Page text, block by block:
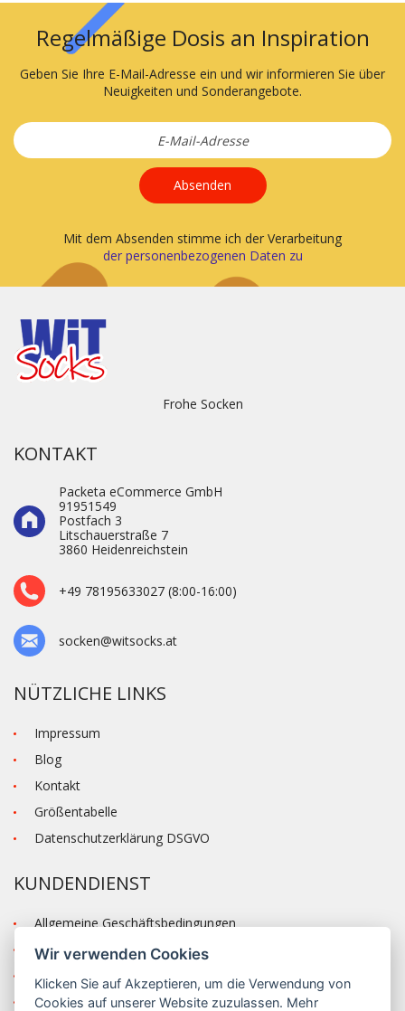
Regelmäßige Dosis an Inspiration
Geben Sie Ihre E-Mail-Adresse ein und wir informieren Sie über
Neuigkeiten und Sonderangebote.
Absenden
Mit dem Absenden stimme ich der Verarbeitung
der personenbezogenen Daten zu
Frohe Socken
KONTAKT
Packeta eCommerce GmbH
91951549
Postfach 3
Litschauerstraße 7
3860 Heidenre­ichstein
+49 78195633027 (8:00-16:00)
socken@witsocks.at
NÜTZLICHE LINKS
Impressum
Blog
Kontakt
Größentabelle
Datenschutzerklärung DSGVO
KUNDENDIENST
Allgemeine Geschäftsbedingungen
Versand und Zahlung
Reklamation
Anmelden
Wir verwenden Cookies
Klicken Sie auf Akzeptieren, um die Verwendung von
Cookies auf unserer Website zuzulassen. Mehr